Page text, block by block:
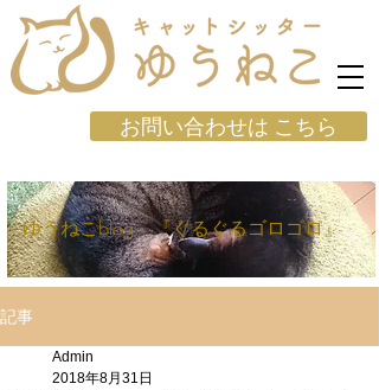
お問い合わせは こちら
ゆうねこblog 『ぐるぐるゴロゴロ』
記事
Admin
2018年8月31日